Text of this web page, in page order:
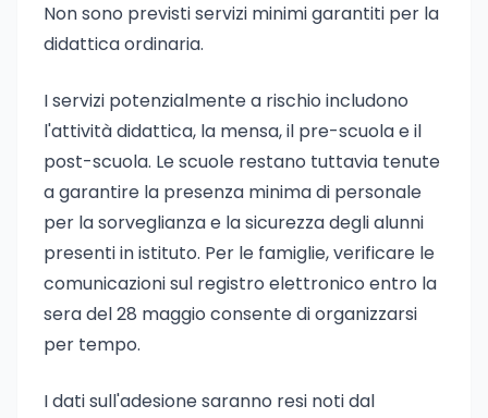
Non sono previsti servizi minimi garantiti per la
didattica ordinaria.
I servizi potenzialmente a rischio includono
l'attività didattica, la mensa, il pre-scuola e il
post-scuola. Le scuole restano tuttavia tenute
a garantire la presenza minima di personale
per la sorveglianza e la sicurezza degli alunni
presenti in istituto. Per le famiglie, verificare le
comunicazioni sul registro elettronico entro la
sera del 28 maggio consente di organizzarsi
per tempo.
I dati sull'adesione saranno resi noti dal